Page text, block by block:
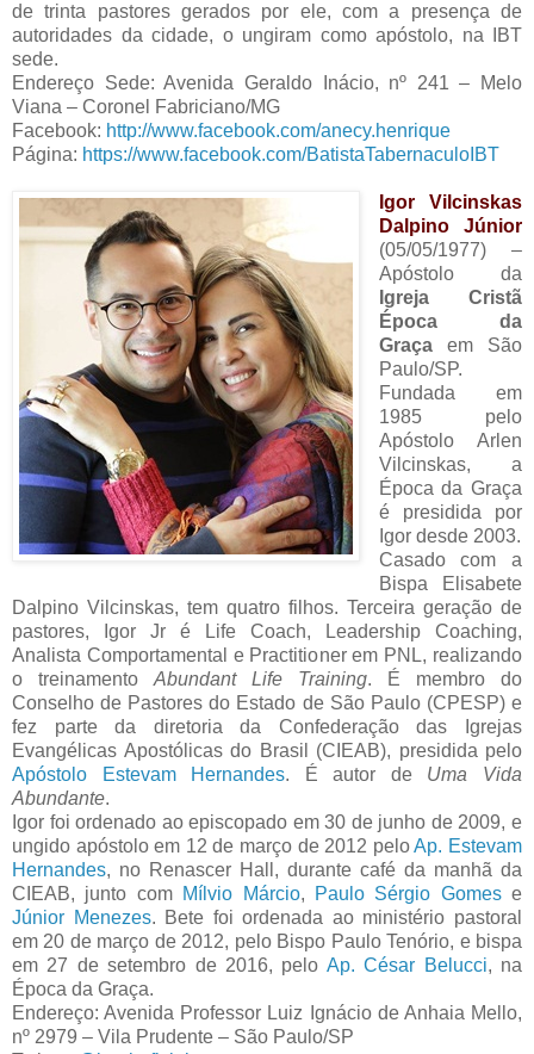
de trinta pastores gerados por ele, com a presença de
autoridades da cidade, o ungiram como apóstolo, na IBT
sede.
Endereço Sede: Avenida Geraldo Inácio, nº 241 – Melo
Viana – Coronel Fabriciano/MG
Facebook: http://www.facebook.com/anecy.henrique
Página: https://www.facebook.com/BatistaTabernaculoIBT
Igor Vilcinskas
Dalpino Júnior
(05/05/1977) –
Apóstolo da
Igreja Cristã
Época da
Graçaem São
Paulo/SP.
Fundada em
1985 pelo
Apóstolo Arlen
Vilcinskas, a
Época da Graça
é presidida por
Igor desde 2003.
Casado com a
Bispa Elisabete
Dalpino Vilcinskas, tem quatro filhos. Terceira geração de
pastores, Igor Jr é Life Coach, Leadership Coaching,
Analista Comportamental e Practitioner em PNL, realizando
o treinamentoAbundant Life Training. É membro do
Conselho de Pastores do Estado de São Paulo (CPESP) e
fez parte da diretoria da Confederação das Igrejas
Evangélicas Apostólicas do Brasil (CIEAB), presidida pelo
Apóstolo Estevam Hernandes. É autor de Uma Vida
Abundante.
Igor foi ordenado ao episcopado em 30 de junho de 2009, e
ungido apóstolo em 12 de março de 2012 peloAp. Estevam
Hernandes, no Renascer Hall, durante café da manhã da
CIEAB, junto com Mílvio Márcio, Paulo Sérgio Gomese
Júnior Menezes. Bete foi ordenada ao ministério pastoral
em 20 de março de 2012, pelo Bispo Paulo Tenório, e bispa
em 27 de setembro de 2016, pelo Ap. César Belucci, na
Época da Graça.
Endereço: Avenida Professor Luiz Ignácio de Anhaia Mello,
nº 2979 – Vila Prudente – São Paulo/SP